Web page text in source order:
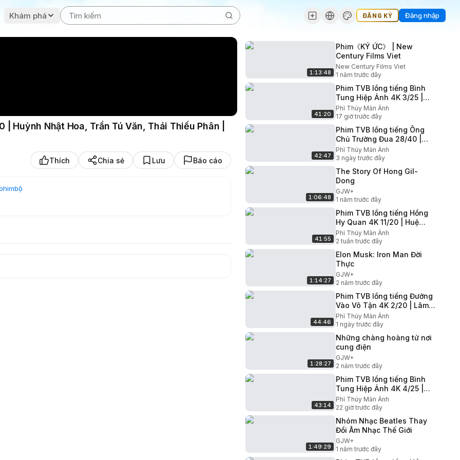
Khám phá ĐĂNG KÝ Đăng nhập
Nhật Hoa, Trần Tú Văn, Thái Thiếu Phân |
Thích Chia sẻ Lưu Báo cáo
thiết với Trịnh Kế Phụng, một người có tính cách ngoan
kiến táo bạo và tinh thần phấn đấu không mệt mỏi, Hữu đã
1:13:48
Phim《KÝ ỨC》 | New
Century Films Viet
New Century Films Viet
1 năm trước đây
41:20
Phim TVB lồng tiếng Bình
Tung Hiệp Ảnh 4K 3/25 |
Lưu Tùng Nhân, Mễ Tuyết,
Ngô Thái Nam | 1985
Phỉ Thúy Màn Ảnh
17 giờ trước đây
42:47
Phim TVB lồng tiếng Ông
Chủ Trường Đua 28/40 |
Huỳnh Nhật Hoa, Trần Tú
Văn, Thái Thiếu Phân |
1993
Phỉ Thúy Màn Ảnh
3 ngày trước đây
1:06:48
The Story Of Hong Gil-
Dong
GJW+
1 năm trước đây
41:55
Phim TVB lồng tiếng Hồng
Hy Quan 4K 11/20 | Huệ
Thiên Tứ, Lưu Gia Dũng,
Cung Từ Ân | 1988
Phỉ Thúy Màn Ảnh
2 tuần trước đây
1:14:27
Elon Musk: Iron Man Đời
Thực
GJW+
2 năm trước đây
44:46
Phim TVB lồng tiếng Đường
Vào Vô Tận 4K 2/20 | Lâm
Gia Đống, Trần Diệu Anh,
Tô Ngọc Hoa | 1999
Phỉ Thúy Màn Ảnh
1 ngày trước đây
1:28:27
Những chàng hoàng tử nơi
cung điện
GJW+
2 năm trước đây
43:14
Phim TVB lồng tiếng Bình
Tung Hiệp Ảnh 4K 4/25 |
Lưu Tùng Nhân, Mễ Tuyết,
Ngô Thái Nam | 1985
Phỉ Thúy Màn Ảnh
22 giờ trước đây
1:49:29
Nhóm Nhạc Beatles Thay
Đổi Âm Nhạc Thế Giới
GJW+
1 năm trước đây